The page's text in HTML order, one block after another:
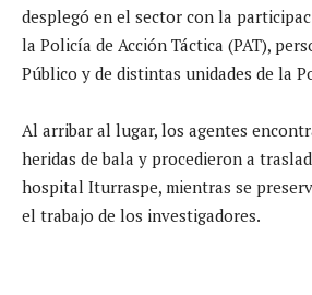
desplegó en el sector con la
la Policía de Acción Táctica (PAT),
Público y de distintas unidades de la
Al arribar al lugar, los agentes
heridas de bala y procedieron a
hospital Iturraspe, mientras se
el trabajo de los investigadores.